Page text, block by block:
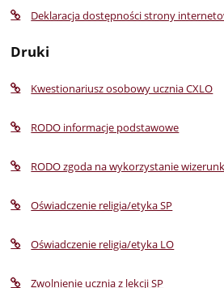
Deklaracja dostępności strony
Druki
Kwestionariusz osobowy ucznia CXLO
RODO informacje podstawowe
RODO zgoda na wykorzystanie
Oświadczenie religia/etyka SP
Oświadczenie religia/etyka LO
Zwolnienie ucznia z lekcji SP